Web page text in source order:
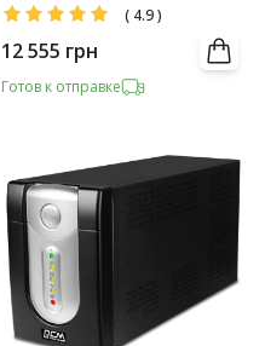
( 4.9)
12 555 грн
Готов к отправке